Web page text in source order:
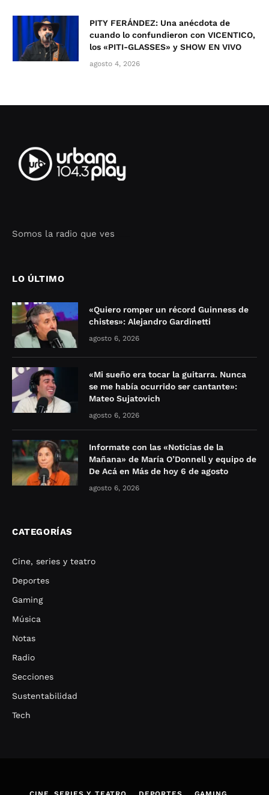
PITY FERÁNDEZ: Una anécdota de
cuando lo confundieron con VICENTICO,
los «PITI-GLASSES» y SHOW EN VIVO
agosto 4, 2026
Somos la radio que ves
LO ÚLTIMO
«Quiero romper un récord Guinness de
chistes»: Alejandro Gardinetti
agosto 6, 2026
«Mi sueño era tocar la guitarra. Nunca
se me había ocurrido ser cantante»:
Mateo Sujatovich
agosto 6, 2026
Informate con las «Noticias de la
Mañana» de María O’Donnell y equipo de
De Acá en Más de hoy 6 de agosto
agosto 6, 2026
CATEGORÍAS
Cine, series y teatro
Deportes
Gaming
Música
Notas
Radio
Secciones
Sustentabilidad
Tech